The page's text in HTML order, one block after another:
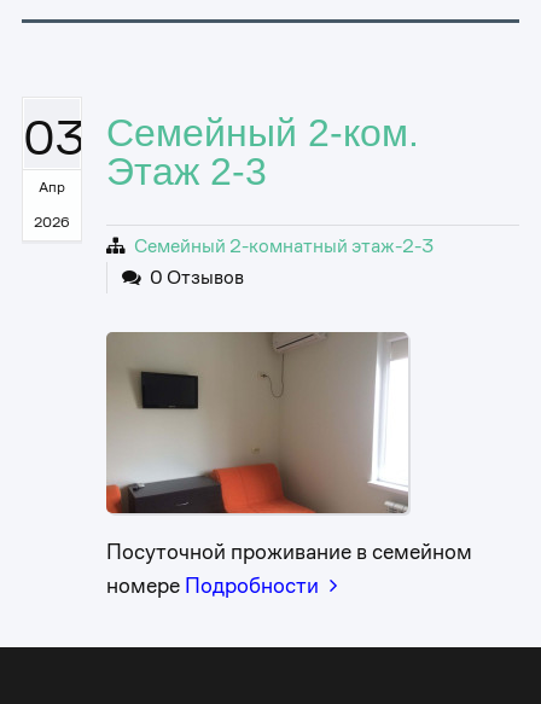
03
Апр
2026
Семейный 2-ком.
Этаж 2-3
Семейный 2-комнатный этаж-2-3
0 Отзывов
Посуточной проживание в семейном
номере Подробности
0
1
2
0
3